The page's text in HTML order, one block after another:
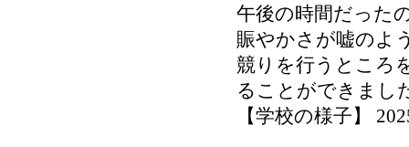
午後の時間だった
賑やかさが嘘のよ
競りを行うところ
ることができまし
【学校の様子】